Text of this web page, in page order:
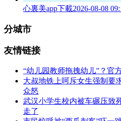
心裏美app下載2026-08-08
分城市
友情链接
“幼儿园教师拖拽幼儿”？官
大叔地铁上呵斥女生强制要
众怒
武汉小学生校内被车碾压致
走了